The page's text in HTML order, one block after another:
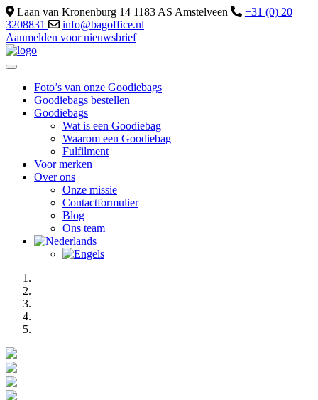
Laan van Kronenburg 14 1183 AS Amstelveen
+31 (0) 20
3208831
info@bagoffice.nl
Aanmelden voor nieuwsbrief
Foto’s van onze Goodiebags
Goodiebags bestellen
Goodiebags
Wat is een Goodiebag
Waarom een Goodiebag
Fulfilment
Voor merken
Over ons
Onze missie
Contactformulier
Blog
Ons team